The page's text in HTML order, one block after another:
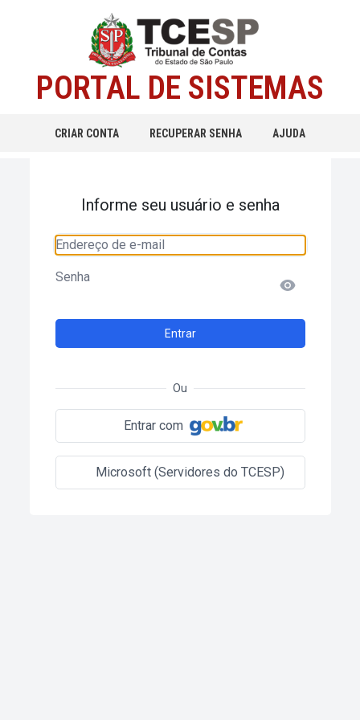
PORTAL DE SISTEMAS
CRIAR CONTA RECUPERAR SENHA AJUDA
Informe seu usuário e senha
Endereço de e-mail
Senha
Entrar
Ou
Entrar com
Microsoft (Servidores do TCESP)